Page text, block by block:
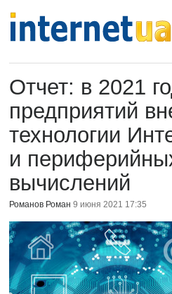
Отчет: в 2021
предприятий
технологии
и
вычислений
Романов Роман 9 июня 2021 17:35